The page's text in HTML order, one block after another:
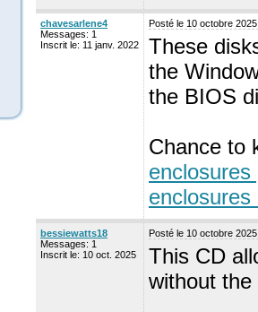
chavesarlene4
Messages: 1
Inscrit le: 11 janv. 2022
Posté le 10 octobre
These
the
the BIOS
Chance to
enclosures
enclosures
bessiewatts18
Messages: 1
Inscrit le: 10 oct. 2025
Posté le 10 octobre
This CD
without